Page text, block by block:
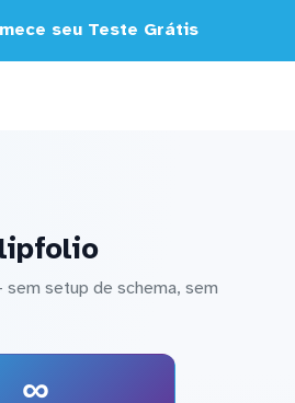
seu Teste Grátis
setup de schema, sem
∞